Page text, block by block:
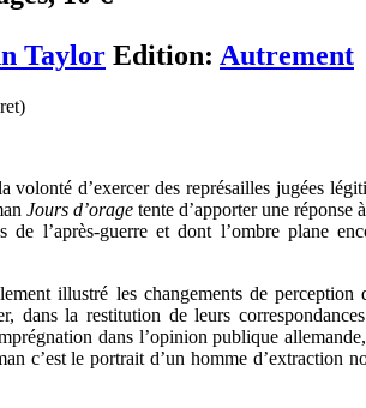
Taylor Edition: Autrement
d’exercer des représailles jugées
Jours d’orage tente d’apporter une réponse
de l’après-guerre et dont l’ombre plane
illustré les changements de perception
dans la restitution de leurs
dans l’opinion publique
c’est le portrait d’un homme d’extraction